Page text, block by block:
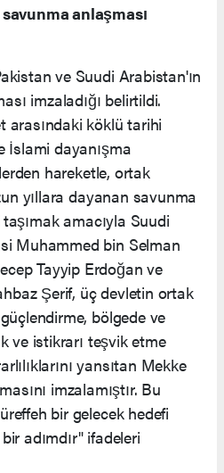
anlaşması
ve Suudi Arabistan'ın
imzaladığı belirtildi.
arasındaki köklü tarihi
İslami dayanışma
hareketle, ortak
yıllara dayanan savunma
amacıyla Suudi
Muhammed bin Selman
Tayyip Erdoğan ve
Şerif, üç devletin ortak
bölgede ve
ve istikrarı teşvik etme
yansıtan Mekke
imzalamıştır. Bu
bir gelecek hedefi
adımdır" ifadeleri